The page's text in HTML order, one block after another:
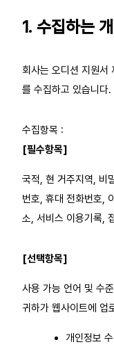
1. 수집하는
회사는 오디션 지원서
를 수집하고 있습니다.
수집항목 :
[필수항목]
국적, 현 거주지역, 비
번호, 휴대 전화번호,
소, 서비스 이용기록,
[선택항목]
사용 가능 언어 및 수
귀하가 웹사이트에 업
개인정보